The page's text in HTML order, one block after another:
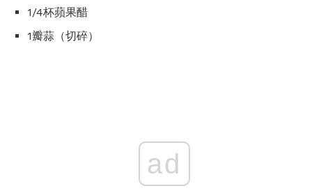
1/4杯蘋果醋
1瓣蒜（切碎）
ad